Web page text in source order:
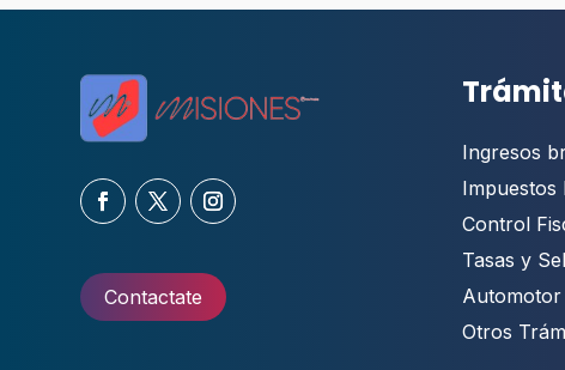
Contactate
Ingresos
Impuestos
Control
Tasas y
Automotor
Otros